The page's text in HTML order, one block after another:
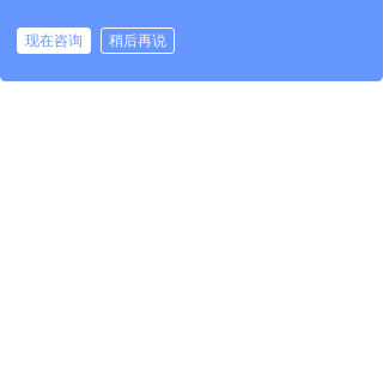
现在咨询 稍后再说